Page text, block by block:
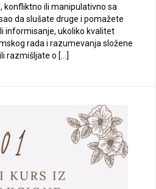
konfliktno ili manipulativno sa
da slušate druge i pomažete
informisanje, ukoliko kvalitet
rada i razumevanja složene
razmišljate o […]